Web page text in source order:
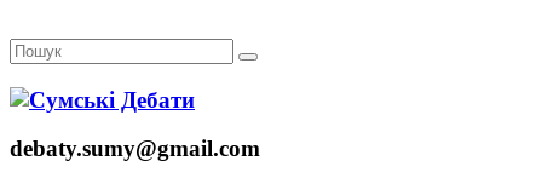
debaty.sumy@gmail.com